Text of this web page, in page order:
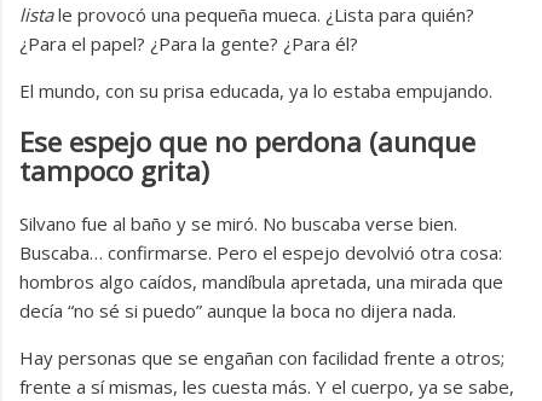
listale provocó una pequeña mueca. ¿Lista para quién?
¿Para el papel? ¿Para la gente? ¿Para él?
El mundo, con su prisa educada, ya lo estaba empujando.
Ese espejo que no perdona (aunque
tampoco grita)
Silvano fue al baño y se miró. No buscaba verse bien.
Buscaba… confirmarse. Pero el espejo devolvió otra cosa:
hombros algo caídos, mandíbula apretada, una mirada que
decía “no sé si puedo” aunque la boca no dijera nada.
Hay personas que se engañan con facilidad frente a otros;
frente a sí mismas, les cuesta más. Y el cuerpo, ya se sabe,